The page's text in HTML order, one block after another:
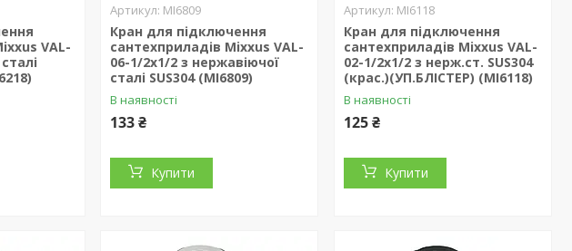
VAL-
MI6809
Кран для підключення
сантехприладів Mixxus VAL-
06-1/2x1/2 з нержавіючої
сталі SUS304 (MI6809)
В наявності
133 ₴
Купити
MI6118
Кран для підключення
сантехприладів Mixxus VAL-
02-1/2x1/2 з нерж.ст. SUS304
(крас.)(УП.БЛІСТЕР) (MI6118)
В наявності
125 ₴
Купити